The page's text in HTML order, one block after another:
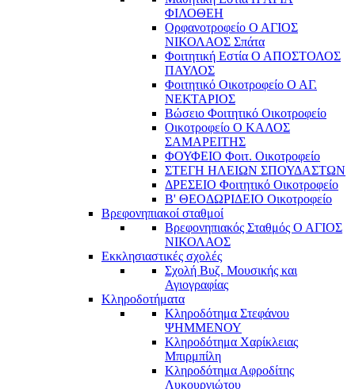
ΦΙΛΟΘΕΗ
Ορφανοτροφείο Ο ΑΓΙΟΣ
ΝΙΚΟΛΑΟΣ Σπάτα
Φοιτητική Εστία Ο ΑΠΟΣΤΟΛΟΣ
ΠΑΥΛΟΣ
Φοιτητικό Οικοτροφείο Ο ΑΓ.
ΝΕΚΤΑΡΙΟΣ
Βώσειο Φοιτητικό Οικοτροφείο
Οικοτροφείο Ο ΚΑΛΟΣ
ΣΑΜΑΡΕΙΤΗΣ
ΦΟΥΦΕΙΟ Φοιτ. Οικοτροφείο
ΣΤΕΓΗ ΗΛΕΙΩΝ ΣΠΟΥΔΑΣΤΩΝ
ΔΡΕΣΕΙΟ Φοιτητικό Οικοτροφείο
Β' ΘΕΟΔΩΡΙΔΕΙΟ Οικοτροφείο
Βρεφονηπιακοί σταθμοί
Βρεφονηπιακός Σταθμός Ο ΑΓΙΟΣ
ΝΙΚΟΛΑΟΣ
Εκκλησιαστικές σχολές
Σχολή Βυζ. Μουσικής και
Αγιογραφίας
Κληροδοτήματα
Κληροδότημα Στεφάνου
ΨΗΜΜΕΝΟΥ
Κληροδότημα Χαρίκλειας
Μπιρμπίλη
Κληροδότημα Αφροδίτης
Λυκουργιώτου